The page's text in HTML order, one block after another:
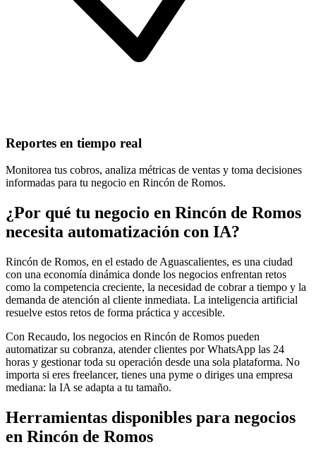
Reportes en tiempo real
Monitorea tus cobros, analiza métricas de ventas y toma decisiones
informadas para tu negocio en Rincón de Romos.
¿Por qué tu negocio en Rincón de Romos
necesita automatización con IA?
Rincón de Romos, en el estado de Aguascalientes, es una ciudad
con una economía dinámica donde los negocios enfrentan retos
como la competencia creciente, la necesidad de cobrar a tiempo y la
demanda de atención al cliente inmediata. La inteligencia artificial
resuelve estos retos de forma práctica y accesible.
Con Recaudo, los negocios en Rincón de Romos pueden
automatizar su cobranza, atender clientes por WhatsApp las 24
horas y gestionar toda su operación desde una sola plataforma. No
importa si eres freelancer, tienes una pyme o diriges una empresa
mediana: la IA se adapta a tu tamaño.
Herramientas disponibles para negocios
en Rincón de Romos